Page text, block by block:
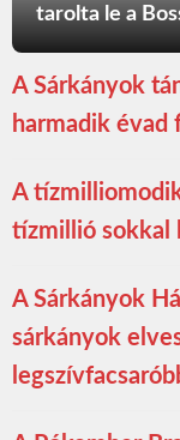
tarolta le a
A Sárkányok
harmadik évad
A
tízmillió sokkal
A Sárkányok
sárkányok